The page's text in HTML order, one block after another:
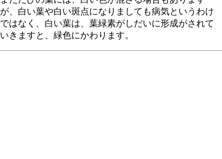
が、白い葉や白い斑点になりましても病気というわけ
ではなく、白い葉は、葉緑素がしだいに形成がされて
いきますと、緑色にかわります。